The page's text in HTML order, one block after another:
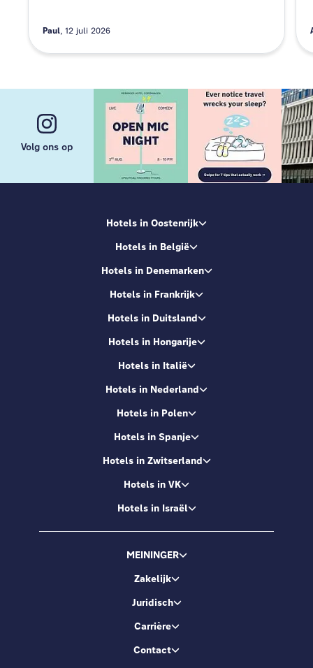
Paul 12 juli 2026
Volg ons op
Hotels in Oostenrijk
Hotels in België
Hotels in Denemarken
Hotels in Frankrijk
Hotels in Duitsland
Hotels in Hongarije
Hotels in Italië
Hotels in Nederland
Hotels in Polen
Hotels in Spanje
Hotels in Zwitserland
Hotels in VK
Hotels in Israël
MEININGER
Zakelijk
Juridisch
Carrière
Contact